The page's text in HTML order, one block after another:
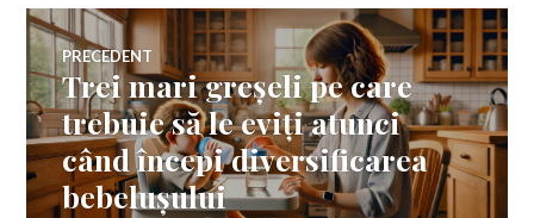
Navigare
în
articole
PRECEDENT
Articolul
anterior:
Trei mari greșeli pe care
trebuie să le eviți atunci
când începi diversificarea
bebelușului